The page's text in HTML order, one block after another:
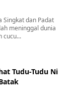
Singkat dan Padat
meninggal dunia
cucu...
Tudu-Tudu Ni